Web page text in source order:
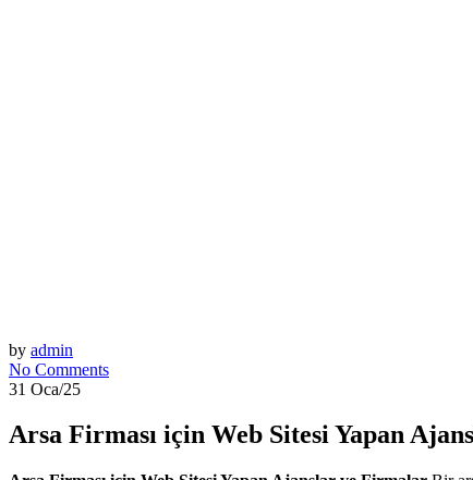
by admin
No Comments
31 Oca/25
Arsa Firması için Web Sitesi Yapan